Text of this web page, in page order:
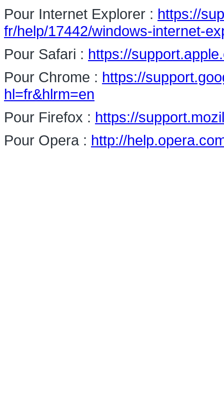
Pour Internet Explorer : https://
fr/help/17442/windows-internet-
Pour Safari : https://
Pour Chrome : https://
hl=fr&hlrm=en
Pour Firefox : https://
Pour Opera : http://